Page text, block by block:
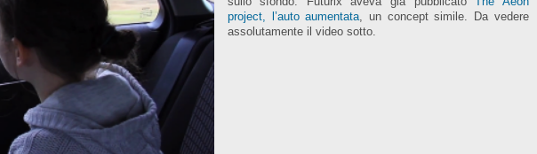
project, l’auto aumentata, un concept simile. Da vedere
assolutamente il video sotto.